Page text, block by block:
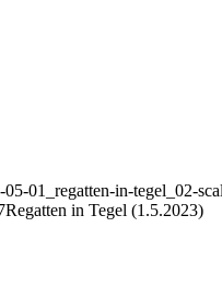
01_regatten-in-tegel_02-
Regatten in Tegel (1.5.2023)